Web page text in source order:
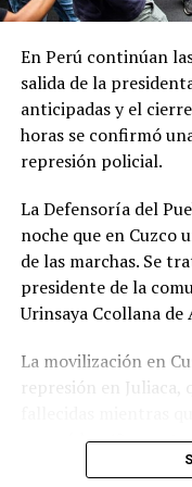
importante y extenso
entienda que en el
de las instituciones
“no extorsionar al
con solo tratar los
los integrantes de la
ampliar su número
que lleguen al
la Ley de Tránsito y
Cero para la
Innovación 2030,
En Perú continúan
salida de la
anticipadas y el
horas se confirmó
represión policial.
La Defensoría del
noche que en Cuzco
de las marchas. Se
presidente de la
Urinsaya Ccollana
La movilización en
represión en Juliaca,
superó las 40
movilizaciones